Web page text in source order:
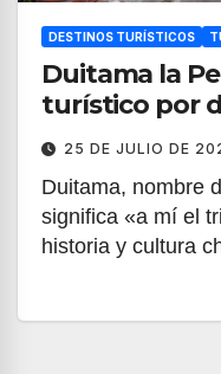
DESTINOS TURÍSTICOS
Duitama la
turístico por
25 DE JULIO DE
Duitama, nombre
significa «a mí el
historia y cultura